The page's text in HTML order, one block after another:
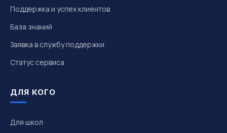
Поддержка и успех клиентов
База знаний
Заявка в службу поддержки
Статус сервиса
ДЛЯ КОГО
Для школ